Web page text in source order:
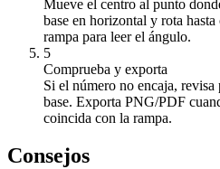
Mueve el centro al punto
base en horizontal y rota
rampa para leer el ángulo.
5
Comprueba y exporta
Si el número no encaja,
base. Exporta PNG/PDF
coincida con la rampa.
Consejos